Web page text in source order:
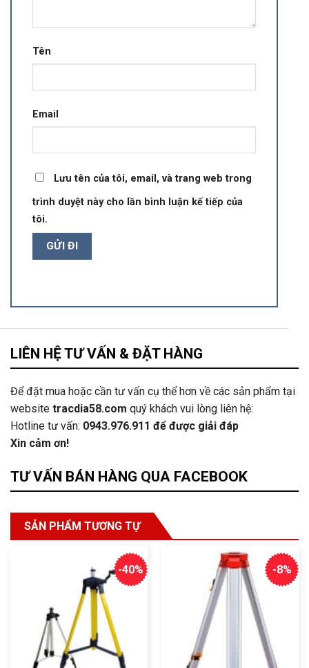
Tên
Email
Lưu tên của tôi, email, và trang web trong
trình duyệt này cho lần bình luận kế tiếp của
tôi.
LIÊN HỆ TƯ VẤN & ĐẶT HÀNG
Để đặt mua hoặc cần tư vấn cụ thể hơn về các sản phẩm tại
website tracdia58.com quý khách vui lòng liên hệ:
Hotline tư vấn: 0943.976.911 để được giải đáp
Xin cảm ơn!
TƯ VẤN BÁN HÀNG QUA FACEBOOK
SẢN PHẨM TƯƠNG TỰ
-40% -8%